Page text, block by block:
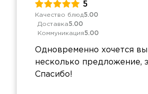
5
Качество блюд5.00
Доставка5.00
Коммуникация5.00
Одновременно хочется
несколько предложение,
Спасибо!